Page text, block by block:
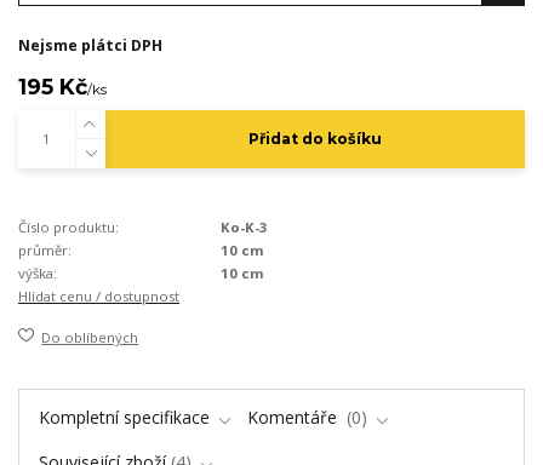
Nejsme plátci DPH
195 Kč/ks
Přidat do košíku
Číslo produktu:
Ko-K-3
průměr:
10 cm
výška:
10 cm
Hlídat cenu / dostupnost
Do oblíbených
Kompletní specifikace Komentáře
0